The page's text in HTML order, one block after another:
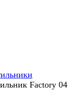
Factory 04